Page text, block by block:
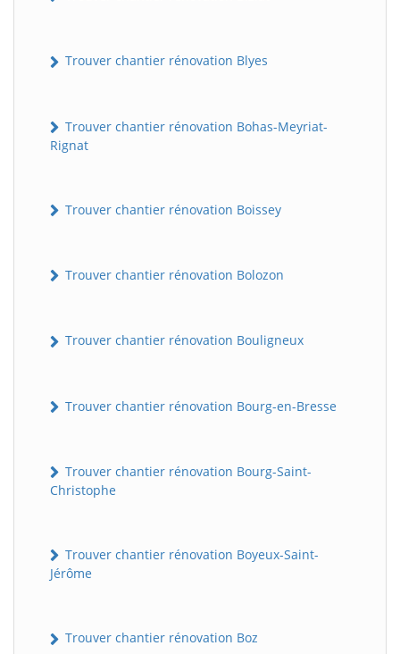
Trouver chantier rénovation Blyes
Trouver chantier rénovation Bohas-Meyriat-
Rignat
Trouver chantier rénovation Boissey
Trouver chantier rénovation Bolozon
Trouver chantier rénovation Bouligneux
Trouver chantier rénovation Bourg-en-Bresse
Trouver chantier rénovation Bourg-Saint-
Christophe
Trouver chantier rénovation Boyeux-Saint-
Jérôme
Trouver chantier rénovation Boz